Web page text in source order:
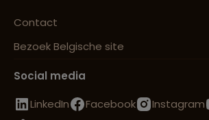
Contact
Bezoek Belgische site
Social media
LinkedIn
Facebook Instagram